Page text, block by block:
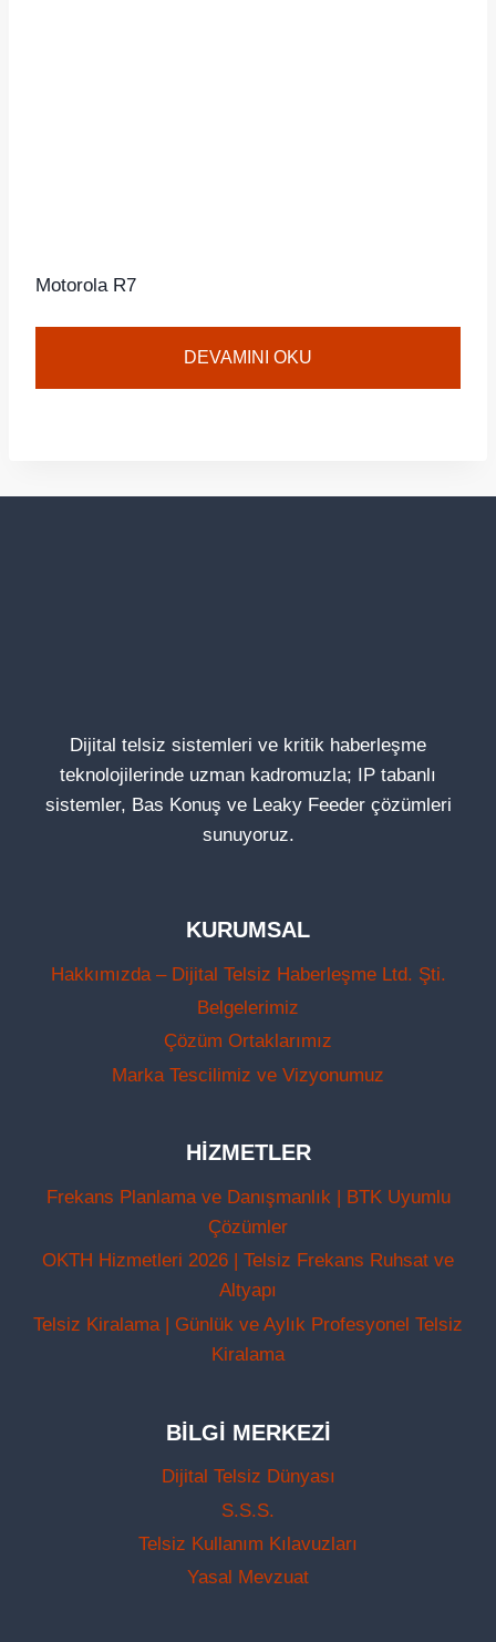
Motorola R7
DEVAMINI OKU
Dijital telsiz sistemleri ve kritik haberleşme
teknolojilerinde uzman kadromuzla; IP tabanlı
sistemler, Bas Konuş ve Leaky Feeder çözümleri
sunuyoruz.
KURUMSAL
Hakkımızda – Dijital Telsiz Haberleşme Ltd. Şti.
Belgelerimiz
Çözüm Ortaklarımız
Marka Tescilimiz ve Vizyonumuz
HIZMETLER
Frekans Planlama ve Danışmanlık | BTK Uyumlu
Çözümler
OKTH Hizmetleri 2026 | Telsiz Frekans Ruhsat ve
Altyapı
Telsiz Kiralama | Günlük ve Aylık Profesyonel Telsiz
Kiralama
BILGI MERKEZI
Dijital Telsiz Dünyası
S.S.S.
Telsiz Kullanım Kılavuzları
Yasal Mevzuat